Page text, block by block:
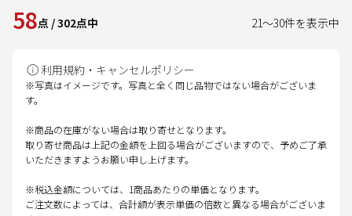
58点 /302点中 21～30件を表示中
利用規約・キャンセルポリシー
※写真はイメージです。写真と全く同じ品物ではない場合がございま
す。
※商品の在庫がない場合は取り寄せとなります。
取り寄せ商品は上記の金額を上回る場合がございますので、予めご了承
いただきますようお願い申し上げます。
※税込金額については、1商品あたりの単価となります。
ご注文数によっては、合計額が表示単価の倍数と異なる場合がございま